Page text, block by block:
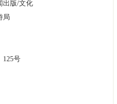
信息
出版/文化
局
125号